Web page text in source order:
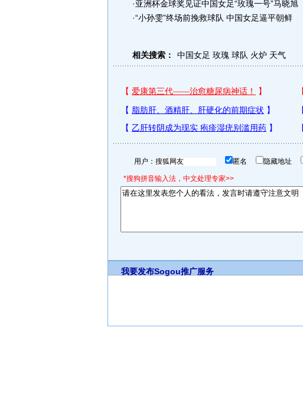
·亚洲杯金球奖见证中国女足“玫瑰一号”马晓旭
·“小孙雯”终场前挽救球队 中国女足逼平朝鲜
相关搜索： 中国女足 玫瑰 球队 火炉 天气
用户： 匿名 隐藏地址
*搜狗拼音输入法，中文处理专家>>
我要发布Sogou推广服务